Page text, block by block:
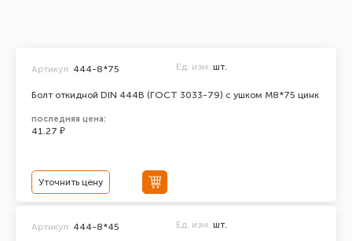
Болт откидной DIN 444В (ГОСТ 3033-79) с ушком М8*75 цинк
Артикул: 444-8*75 Ед. изм. шт.
последняя цена:
41.27 ₽
Уточнить цену
Артикул: 444-8*45 Ед. изм. шт.